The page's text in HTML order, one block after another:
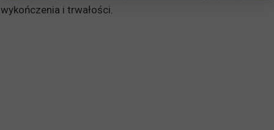
wykończenia i trwałości.